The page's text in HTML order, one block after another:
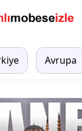
Avrupa